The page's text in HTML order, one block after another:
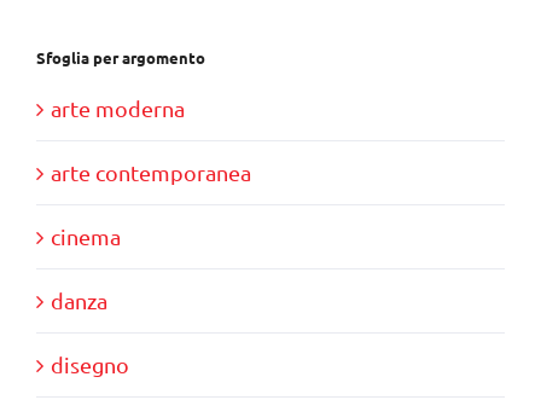
Sfoglia per argomento
arte moderna
arte contemporanea
cinema
danza
disegno